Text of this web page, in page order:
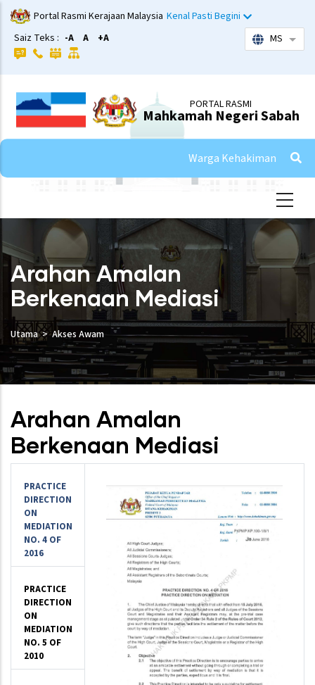
Skip
to
main
content
Portal Rasmi Kerajaan Malaysia Kenal Pasti Begini
MS
List
Saiz Teks : -A A +A
PORTAL RASMI
Mahkamah Negeri Sabah
Warga Kehakiman
Arahan Amalan
Berkenaan Mediasi
Utama Akses Awam
Arahan Amalan
Berkenaan Mediasi
PRACTICE
DIRECTION
ON
MEDIATION
NO. 4 OF
2016
PRACTICE
DIRECTION
ON
MEDIATION
NO. 5 OF
2010